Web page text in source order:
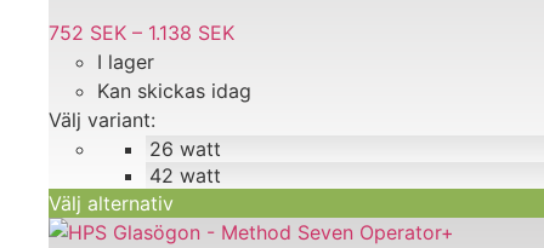
752 SEK – 1.138 SEK
till
26 watt
42 watt
I lager
Kan skickas idag
Välj variant:
Välj alternativ
varianter.
olika
alternativen
kan
på
produktsidan